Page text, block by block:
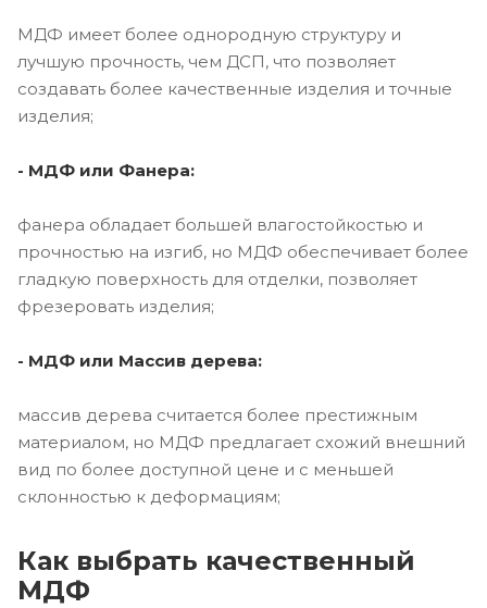
МДФ имеет более однородную структуру и
лучшую прочность, чем ДСП, что позволяет
создавать более качественные изделия и точные
изделия;
- МДФ или Фанера:
фанера обладает большей влагостойкостью и
прочностью на изгиб, но МДФ обеспечивает более
гладкую поверхность для отделки, позволяет
фрезеровать изделия;
- МДФ или Массив дерева:
массив дерева считается более престижным
материалом, но МДФ предлагает схожий внешний
вид по более доступной цене и с меньшей
склонностью к деформациям;
Как выбрать качественный
МДФ